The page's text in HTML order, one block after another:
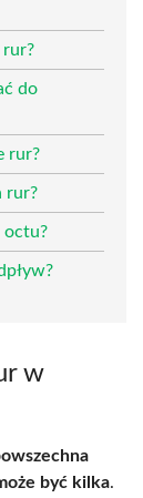
rur?
do
rur?
rur?
octu?
w
być kilka.